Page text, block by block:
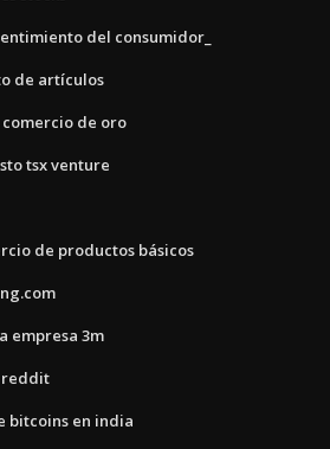
del consumidor_
de artículos
de oro
tsx venture
de productos básicos
empresa 3m
reddit
bitcoins en india